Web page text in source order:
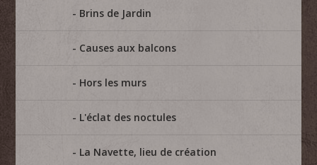
Brins de Jardin
Causes aux balcons
Hors les murs
L'éclat des noctules
La Navette, lieu de création